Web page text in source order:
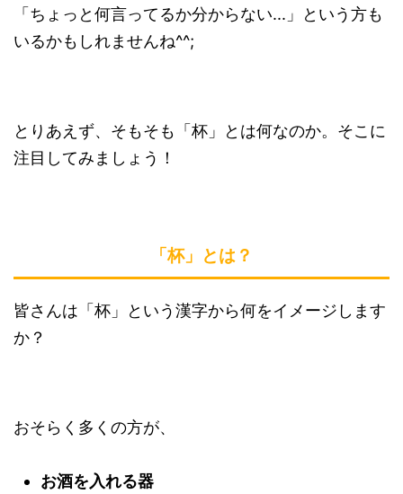
「ちょっと何言ってるか分からない...」という方も
いるかもしれませんね^^;
とりあえず、そもそも「杯」とは何なのか。そこに
注目してみましょう！
「杯」とは？
皆さんは「杯」という漢字から何をイメージします
か？
おそらく多くの方が、
お酒を入れる器